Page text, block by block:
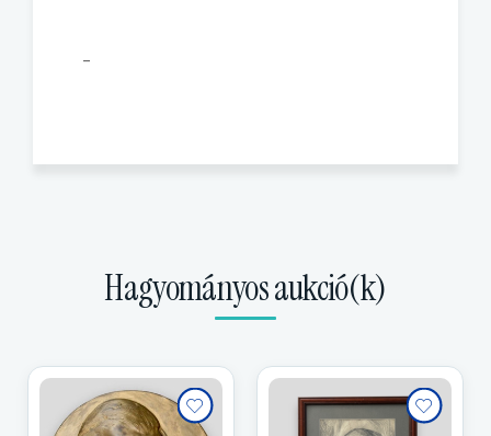
-
Hagyományos aukció(k)